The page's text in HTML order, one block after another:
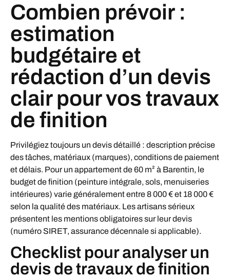
Combien prévoir :
estimation
budgétaire et
rédaction d’un devis
clair pour vos travaux
de finition
Privilégiez toujours un devis détaillé : description précise
des tâches, matériaux (marques), conditions de paiement
et délais. Pour un appartement de 60 m² à Barentin, le
budget de finition (peinture intégrale, sols, menuiseries
intérieures) varie généralement entre 8 000 € et 18 000 €
selon la qualité des matériaux. Les artisans sérieux
présentent les mentions obligatoires sur leur devis
(numéro SIRET, assurance décennale si applicable).
Checklist pour analyser un
devis de travaux de finition